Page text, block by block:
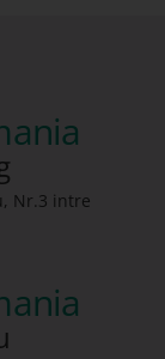
Nr.3 intre